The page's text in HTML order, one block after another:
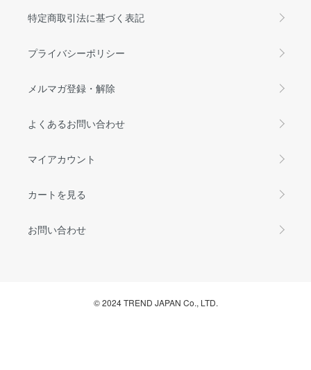
特定商取引法に基づく表記
プライバシーポリシー
メルマガ登録・解除
よくあるお問い合わせ
マイアカウント
カートを見る
お問い合わせ
© 2024 TREND JAPAN Co., LTD.